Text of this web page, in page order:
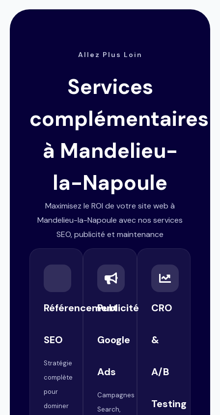
Allez Plus Loin
Services
complémentaires
à Mandelieu-
la-Napoule
Maximisez le ROI de votre site web à
Mandelieu-la-Napoule avec nos services
SEO, publicité et maintenance
Référencement
SEO
Stratégie
complète
pour
dominer
Publicité
Google
Ads
Campagnes
Search,
CRO
&
A/B
Testing